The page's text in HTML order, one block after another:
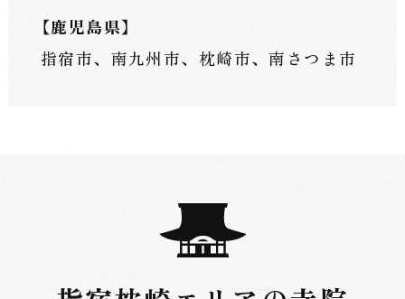
な
の
【鹿児島県】
指宿市、南九州市、枕崎市、南さつま市